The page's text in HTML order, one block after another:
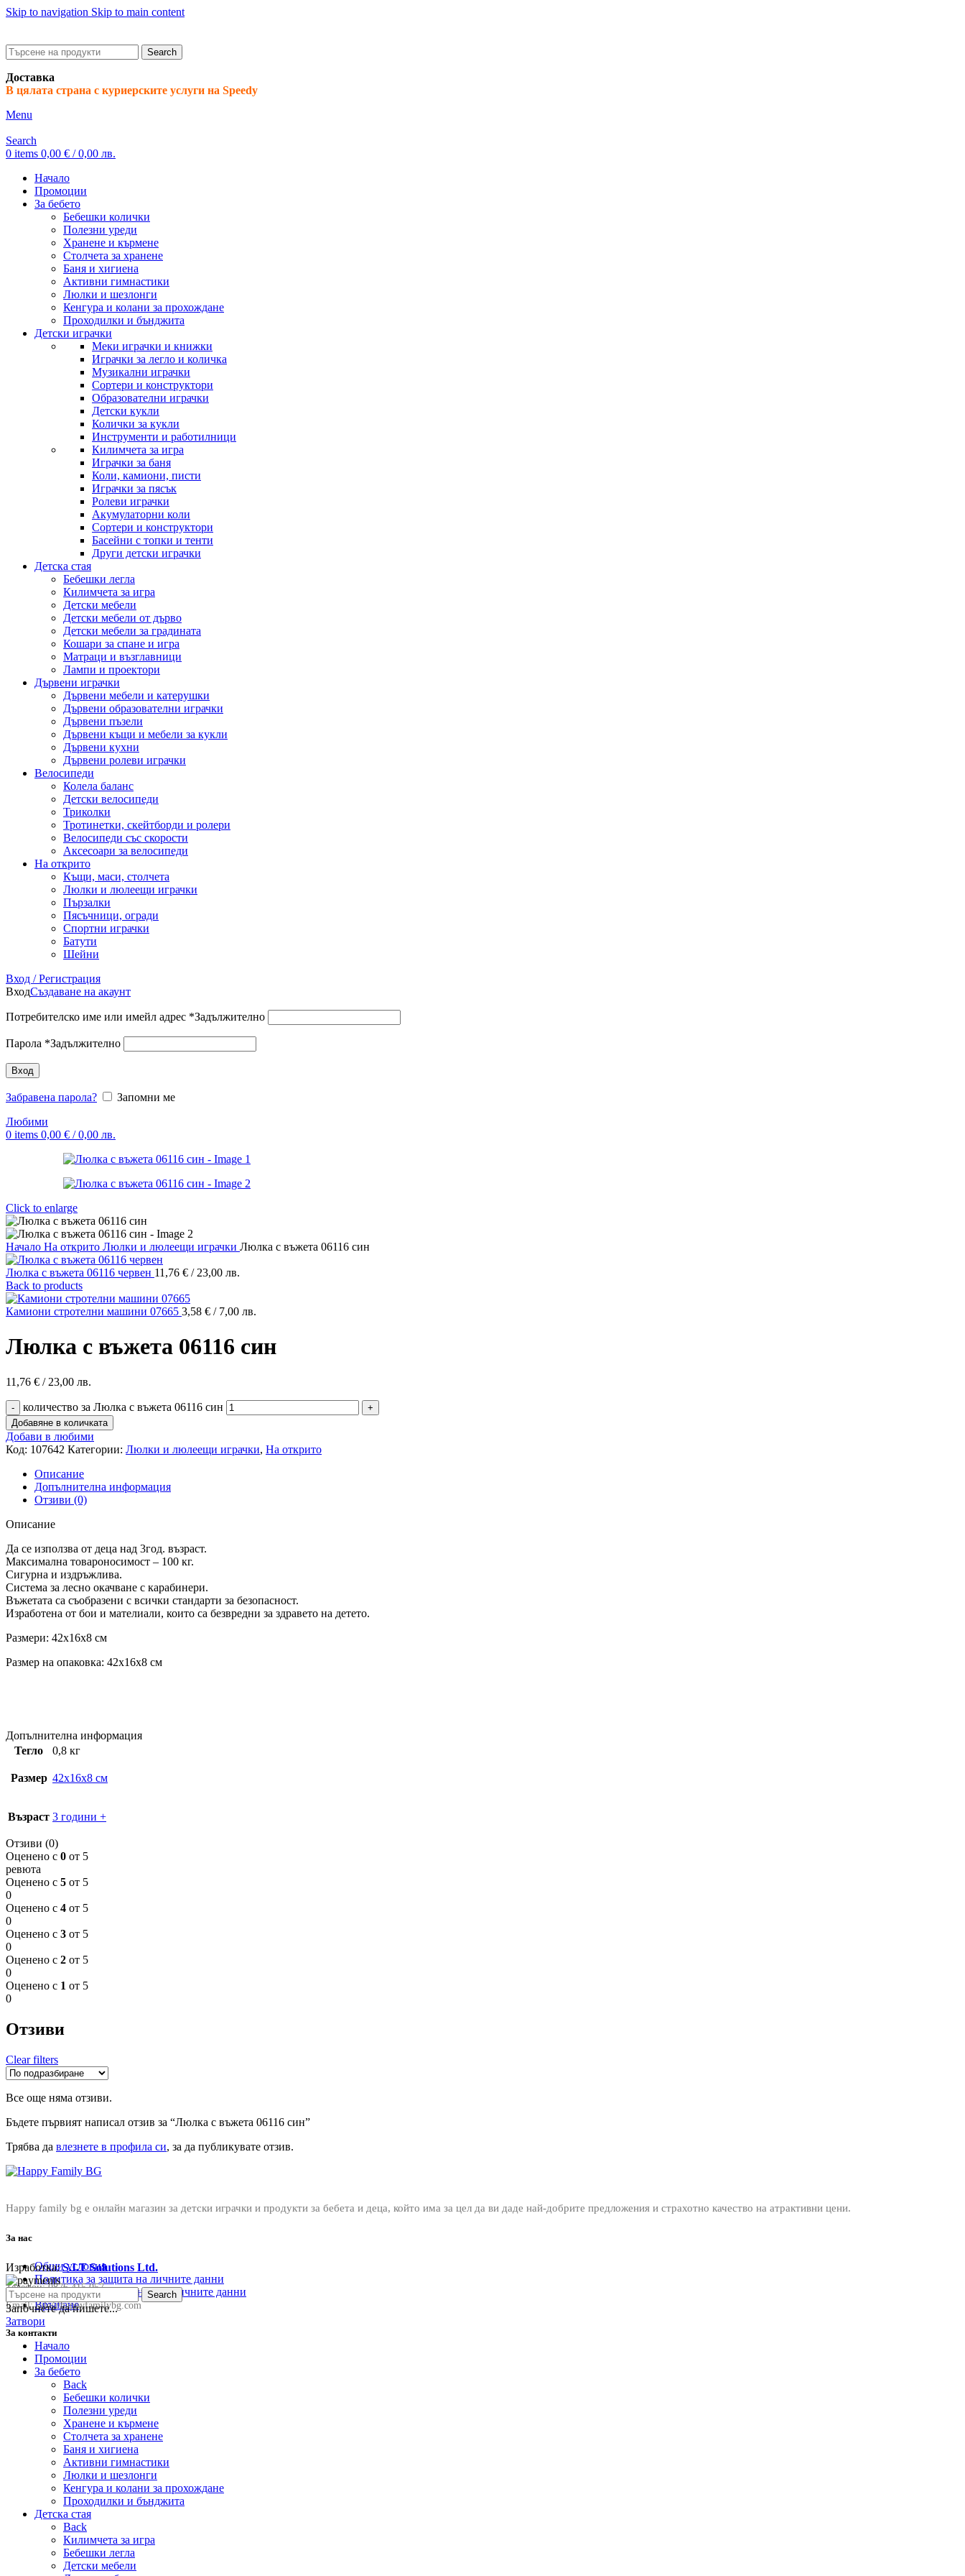
Skip to navigation Skip to main content
Search
Доставка
В цялата страна с куриерските услуги на Speedy
Menu
Search
0 items 0,00 € / 0,00 лв.
Начало
Промоции
За бебето
Бебешки колички
Полезни уреди
Хранене и кърмене
Столчета за хранене
Баня и хигиена
Активни гимнастики
Люлки и шезлонги
Кенгура и колани за прохождане
Проходилки и бънджита
Детски играчки
Меки играчки и книжки
Играчки за легло и количка
Музикални играчки
Сортери и конструктори
Образователни играчки
Детски кукли
Колички за кукли
Инструменти и работилници
Килимчета за игра
Играчки за баня
Коли, камиони, писти
Играчки за пясък
Ролеви играчки
Акумулаторни коли
Сортери и конструктори
Басейни с топки и тенти
Други детски играчки
Детска стая
Бебешки легла
Килимчета за игра
Детски мебели
Детски мебели от дърво
Детски мебели за градината
Кошари за спане и игра
Матраци и възглавници
Лампи и проектори
Дървени играчки
Дървени мебели и катерушки
Дървени образователни играчки
Дървени пъзели
Дървени къщи и мебели за кукли
Дървени кухни
Дървени ролеви играчки
Велосипеди
Колела баланс
Детски велосипеди
Триколки
Тротинетки, скейтборди и ролери
Велосипеди със скорости
Аксесоари за велосипеди
На открито
Къщи, маси, столчета
Люлки и люлеещи играчки
Пързалки
Пясъчници, огради
Спортни играчки
Батути
Шейни
Вход / Регистрация
ВходСъздаване на акаунт
Потребителско име или имейл адрес *Задължително
Парола *Задължително
Вход
Забравена парола?
Запомни ме
Любими
0 items 0,00 € / 0,00 лв.
Click to enlarge
Начало На открито Люлки и люлеещи играчки Люлка с въжета 06116 син
Люлка с въжета 06116 червен 11,76 € / 23,00 лв.
Back to products
Камиони стротелни машини 07665 3,58 € / 7,00 лв.
Люлка с въжета 06116 син
11,76 € / 23,00 лв.
количество за Люлка с въжета 06116 син
Добавяне в количката
Добави в любими
Код: 107642 Категории: Люлки и люлеещи играчки, На открито
Описание
Допълнителна информация
Отзиви (0)
Описание
Да се използва от деца над 3год. възраст.
Максимална товароносимост – 100 кг.
Сигурна и издръжлива.
Система за лесно окачване с карабинери.
Въжетата са съобразени с всички стандарти за безопасност.
Изработена от бои и мателиали, които са безвредни за здравето на детето.
Размери: 42x16x8 см
Размер на опаковка: 42x16x8 см
Допълнителна информация
Тегло
0,8 кг
Размер 42x16x8 см
Възраст 3 години +
Отзиви (0)
Оценено с 0 от 5
ревюта
Оценено с 5 от 5
0
Оценено с 4 от 5
0
Оценено с 3 от 5
0
Оценено с 2 от 5
0
Оценено с 1 от 5
0
Отзиви
Clear filters
Все още няма отзиви.
Бъдете първият написал отзив за “Люлка с въжета 06116 син”
Трябва да влезнете в профила си, за да публикувате отзив.
Happy family bg е онлайн магазин за детски играчки и продукти за бебета и деца, който има за цел да ви даде най-добрите предложения и страхотно качество на атрактивни цени.
За нас
Общи условия
Политика за защита на личните данни
Политика за съхранение на личните данни
Връщане
За контакти
Телефон:0876 415 057
Email:sale@happyfamilybg.com
Изработка:S.I.T Solutions Ltd.
Search
Започнете да пишете...
Затвори
Начало
Промоции
За бебето
Back
Бебешки колички
Полезни уреди
Хранене и кърмене
Столчета за хранене
Баня и хигиена
Активни гимнастики
Люлки и шезлонги
Кенгура и колани за прохождане
Проходилки и бънджита
Детска стая
Back
Килимчета за игра
Бебешки легла
Детски мебели